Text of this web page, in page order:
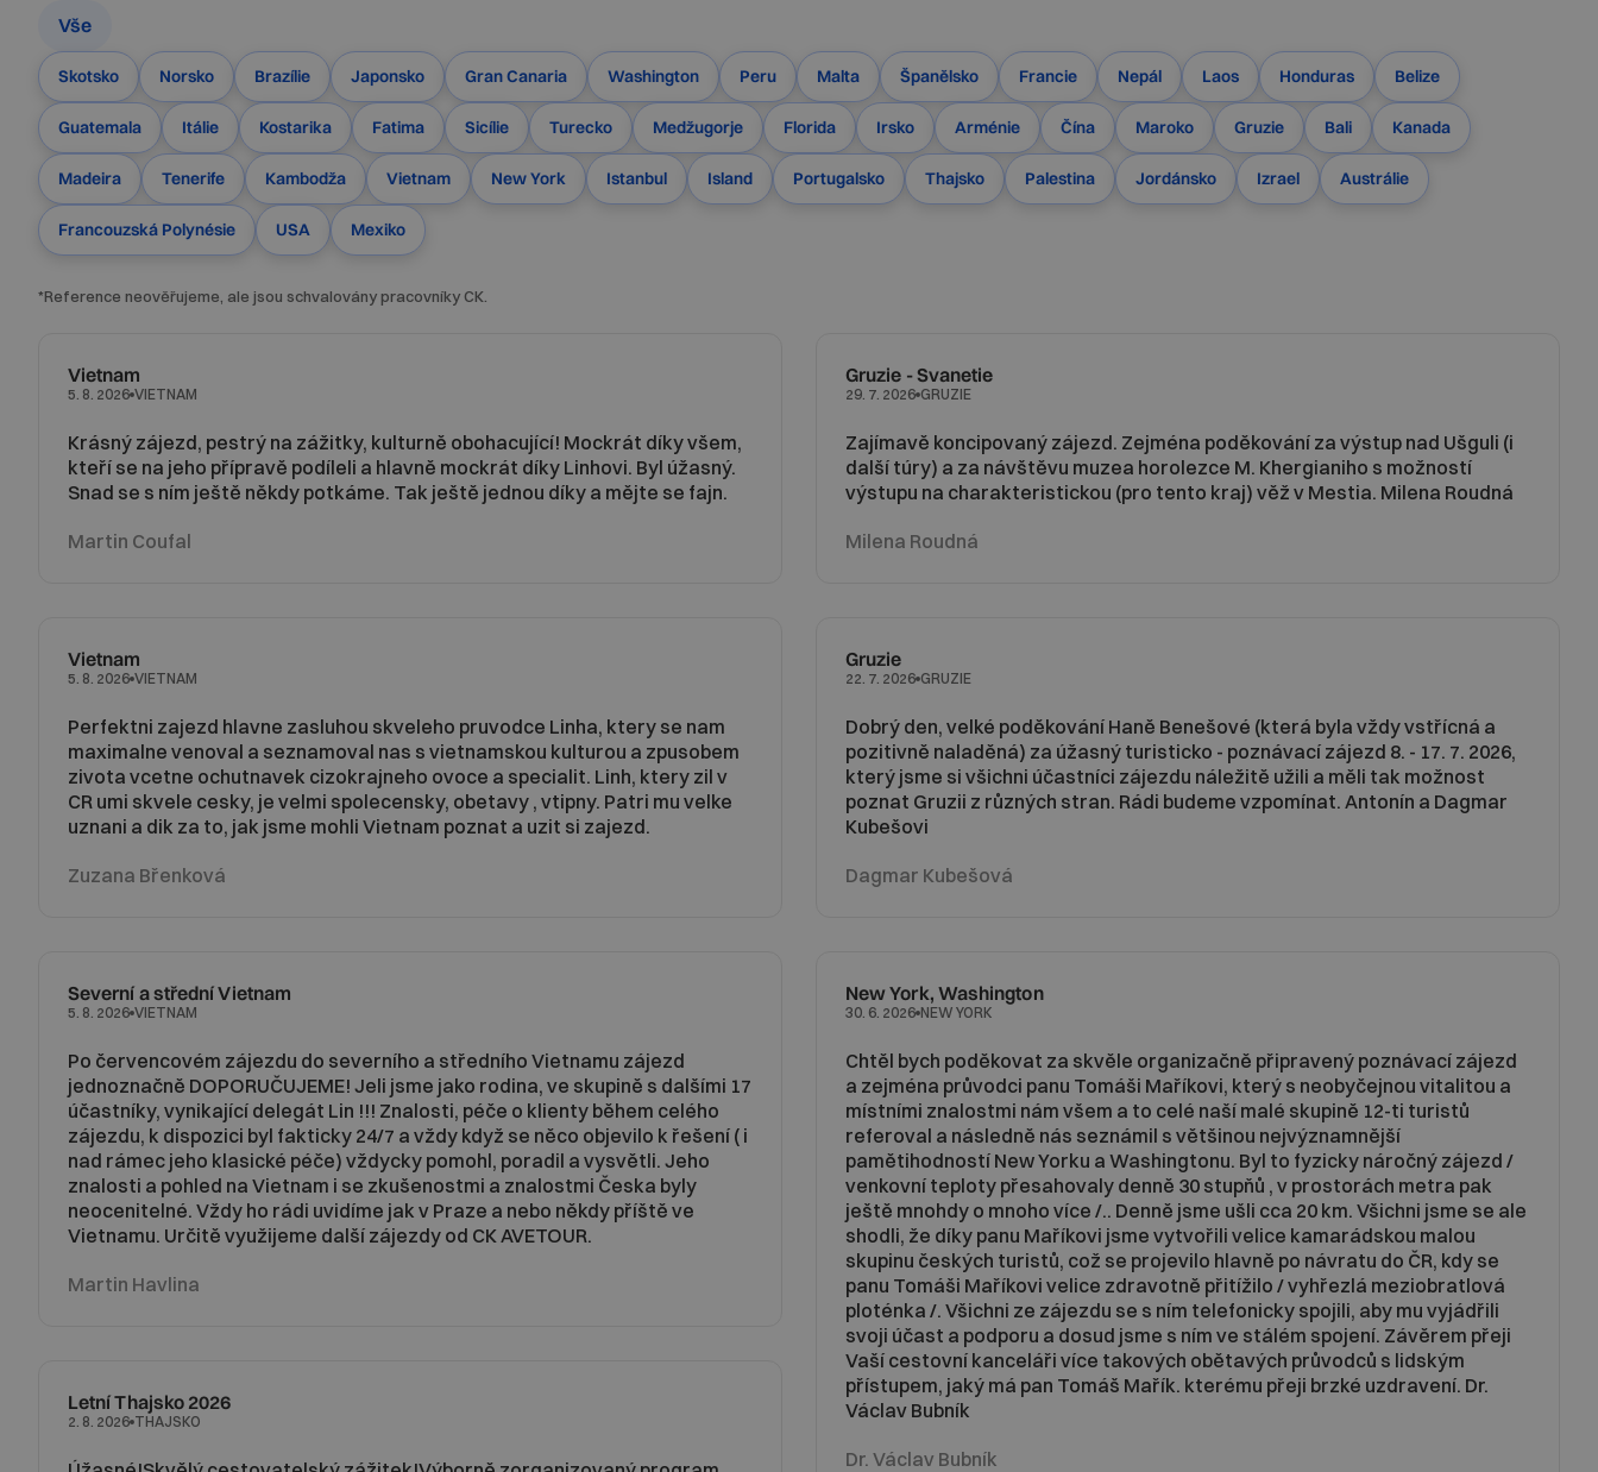
Vše
Skotsko Norsko Brazílie Japonsko Gran Canaria Washington Peru Malta Španělsko Francie Nepál Laos Honduras Belize
Guatemala Itálie Kostarika Fatima Sicílie Turecko Medžugorje Florida Irsko Arménie Čína Maroko Gruzie Bali Kanada
Madeira Tenerife Kambodža Vietnam New York Istanbul Island Portugalsko Thajsko Palestina Jordánsko Izrael Austrálie
Francouzská Polynésie USA Mexiko
*Reference neověřujeme, ale jsou schvalovány pracovníky CK.
Vietnam
5. 8. 2026 VIETNAM
Krásný zájezd, pestrý na zážitky, kulturně obohacující! Mockrát díky všem,
kteří se na jeho přípravě podíleli a hlavně mockrát díky Linhovi. Byl úžasný.
Snad se s ním ještě někdy potkáme. Tak ještě jednou díky a mějte se fajn.
Martin Coufal
Vietnam
5. 8. 2026 VIETNAM
Perfektni zajezd hlavne zasluhou skveleho pruvodce Linha, ktery se nam
maximalne venoval a seznamoval nas s vietnamskou kulturou a zpusobem
zivota vcetne ochutnavek cizokrajneho ovoce a specialit. Linh, ktery zil v
CR umi skvele cesky, je velmi spolecensky, obetavy , vtipny. Patri mu velke
uznani a dik za to, jak jsme mohli Vietnam poznat a uzit si zajezd.
Zuzana Břenková
Severní a střední Vietnam
5. 8. 2026 VIETNAM
Po červencovém zájezdu do severního a středního Vietnamu zájezd
jednoznačně DOPORUČUJEME! Jeli jsme jako rodina, ve skupině s dalšími 17
účastníky, vynikající delegát Lin !!! Znalosti, péče o klienty během celého
zájezdu, k dispozici byl fakticky 24/7 a vždy když se něco objevilo k řešení ( i
nad rámec jeho klasické péče) vždycky pomohl, poradil a vysvětli. Jeho
znalosti a pohled na Vietnam i se zkušenostmi a znalostmi Česka byly
neocenitelné. Vždy ho rádi uvidíme jak v Praze a nebo někdy příště ve
Vietnamu. Určitě využijeme další zájezdy od CK AVETOUR.
Martin Havlina
Letní Thajsko 2026
2. 8. 2026 THAJSKO
Gruzie - Svanetie
29. 7. 2026 GRUZIE
Zajímavě koncipovaný zájezd. Zejména poděkování za výstup nad Ušguli (i
další túry) a za návštěvu muzea horolezce M. Khergianiho s možností
výstupu na charakteristickou (pro tento kraj) věž v Mestia. Milena Roudná
Milena Roudná
Gruzie
22. 7. 2026 GRUZIE
Dobrý den, velké poděkování Haně Benešové (která byla vždy vstřícná a
pozitivně naladěná) za úžasný turisticko - poznávací zájezd 8. - 17. 7. 2026,
který jsme si všichni účastníci zájezdu náležitě užili a měli tak možnost
poznat Gruzii z různých stran. Rádi budeme vzpomínat. Antonín a Dagmar
Kubešovi
Dagmar Kubešová
New York, Washington
30. 6. 2026 NEW YORK
Chtěl bych poděkovat za skvěle organizačně připravený poznávací zájezd
a zejména průvodci panu Tomáši Maříkovi, který s neobyčejnou vitalitou a
místními znalostmi nám všem a to celé naší malé skupině 12-ti turistů
referoval a následně nás seznámil s většinou nejvýznamnější
pamětihodností New Yorku a Washingtonu. Byl to fyzicky náročný zájezd /
venkovní teploty přesahovaly denně 30 stupňů , v prostorách metra pak
ještě mnohdy o mnoho více /.. Denně jsme ušli cca 20 km. Všichni jsme se ale
shodli, že díky panu Maříkovi jsme vytvořili velice kamarádskou malou
skupinu českých turistů, což se projevilo hlavně po návratu do ČR, kdy se
panu Tomáši Maříkovi velice zdravotně přitížilo / vyhřezlá meziobratlová
ploténka /. Všichni ze zájezdu se s ním telefonicky spojili, aby mu vyjádřili
svoji účast a podporu a dosud jsme s ním ve stálém spojení. Závěrem přeji
Vaší cestovní kanceláři více takových obětavých průvodců s lidským
přístupem, jaký má pan Tomáš Mařík. kterému přeji brzké uzdravení. Dr.
Václav Bubník
Dr. Václav Bubník